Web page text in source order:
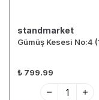
standmarket
₺ 799.99